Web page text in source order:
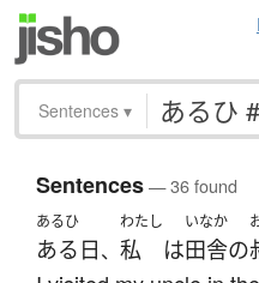
Sentences ▾
Sentences— 36 found
あるひ
ある日、
わたし
私 は
いなか
田舎の